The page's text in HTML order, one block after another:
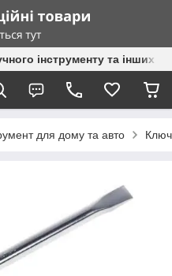
інструменту та інших
для дому та авто